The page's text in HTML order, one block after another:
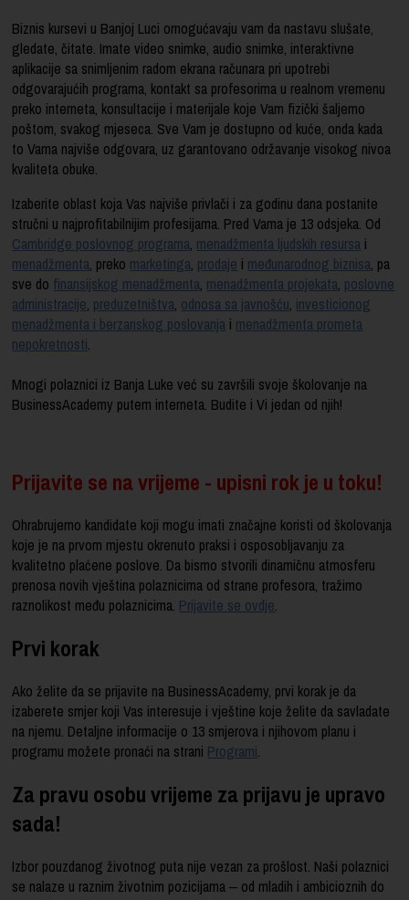
Biznis kursevi u Banjoj Luci omogućavaju vam da nastavu slušate,
gledate, čitate. Imate video snimke, audio snimke, interaktivne
aplikacije sa snimljenim radom ekrana računara pri upotrebi
odgovarajućih programa, kontakt sa profesorima u realnom vremenu
preko interneta, konsultacije i materijale koje Vam fizički šaljemo
poštom, svakog mjeseca. Sve Vam je dostupno od kuće, onda kada
to Vama najviše odgovara, uz garantovano održavanje visokog nivoa
kvaliteta obuke.
Izaberite oblast koja Vas najviše privlači i za godinu dana postanite
stručni u najprofitabilnijim profesijama. Pred Vama je 13 odsjeka. Od
Cambridge poslovnog programa, menadžmenta ljudskih resursa i
menadžmenta, preko marketinga, prodaje i međunarodnog biznisa, pa
sve do finansijskog menadžmenta, menadžmenta projekata, poslovne
administracije, preduzetništva, odnosa sa javnošću, investicionog
menadžmenta i berzanskog poslovanja i menadžmenta prometa
nepokretnosti.
Mnogi polaznici iz Banja Luke već su završili svoje školovanje na
BusinessAcademy putem interneta. Budite i Vi jedan od njih!
Prijavite se na vrijeme - upisni rok je u toku!
Ohrabrujemo kandidate koji mogu imati značajne koristi od školovanja
koje je na prvom mjestu okrenuto praksi i osposobljavanju za
kvalitetno plaćene poslove. Da bismo stvorili dinamičnu atmosferu
prenosa novih vještina polaznicima od strane profesora, tražimo
raznolikost među polaznicima. Prijavite se ovdje.
Prvi korak
Ako želite da se prijavite na BusinessAcademy, prvi korak je da
izaberete smjer koji Vas interesuje i vještine koje želite da savladate
na njemu. Detaljne informacije o 13 smjerova i njihovom planu i
programu možete pronaći na strani Programi.
Za pravu osobu vrijeme za prijavu je upravo
sada!
Izbor pouzdanog životnog puta nije vezan za prošlost. Naši polaznici
se nalaze u raznim životnim pozicijama ‒ od mladih i ambicioznih do